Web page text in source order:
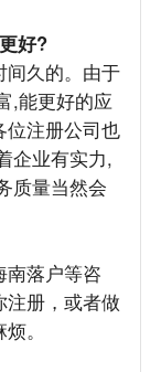
好?
间久的。由于
,能更好的应
位注册公司也
企业有实力,
质量当然会
南落户等咨
册，或者做
。